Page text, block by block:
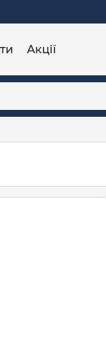
Акції